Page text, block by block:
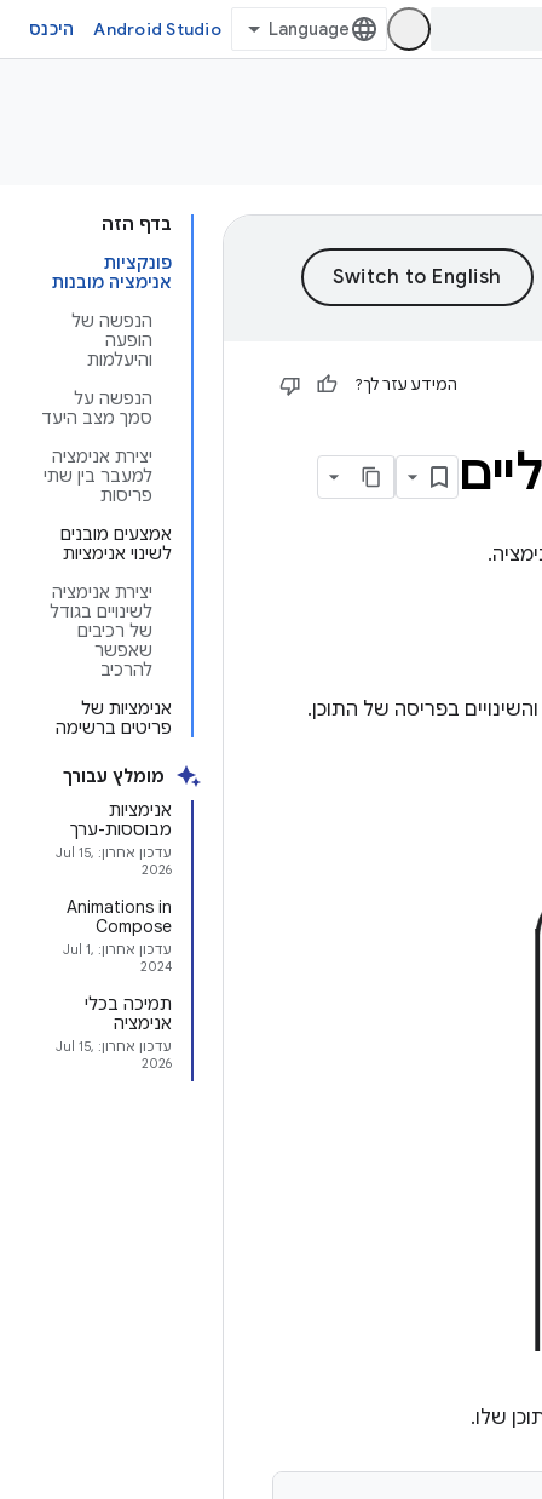
Android Studio היכנס
בדף הזה
פונקציות
אנימציה מובנות
הנפשה של
הופעה
והיעלמות
הנפשה על
סמך מצב היעד
יצירת אנימציה
למעבר בין שתי
פריסות
אמצעים מובנים
לשינוי אנימציות
יצירת אנימציה
לשינויים בגודל
של רכיבים
שאפשר
להרכיב
אנימציות של
פריטים ברשימה
מומלץ עבורך
אנימציות
מבוססות-ערך
עדכון אחרון: Jul 15,
2026
Animations in
Compose
עדכון אחרון: Jul 1,
2024
תמיכה בכלי
אנימציה
עדכון אחרון: Jul 15,
2026
המידע עזר לך?
שלו.